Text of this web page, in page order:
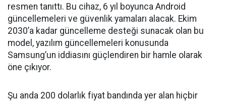
resmen tanıttı. Bu cihaz, 6 yıl boyunca Android
güncellemeleri ve güvenlik yamaları alacak. Ekim
2030’a kadar güncelleme desteği sunacak olan bu
model, yazılım güncellemeleri konusunda
Samsung’un iddiasını güçlendiren bir hamle olarak
öne çıkıyor.
Şu anda 200 dolarlık fiyat bandında yer alan hiçbir